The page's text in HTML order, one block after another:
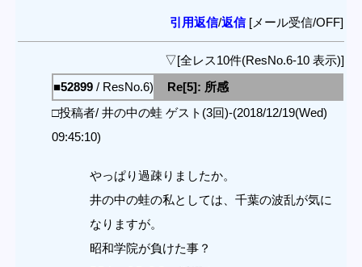
引用返信/返信[メール受信/OFF]
▽[全レス10件(ResNo.6-10 表示)]
■52899 / ResNo.6)
Re[5]: 所感
□投稿者/ 井の中の蛙 ゲスト(3回)-(2018/12/19(Wed)
09:45:10)
やっぱり過疎りましたか。
井の中の蛙の私としては、千葉の波乱が気に
なりますが。
昭和学院が負けた事？